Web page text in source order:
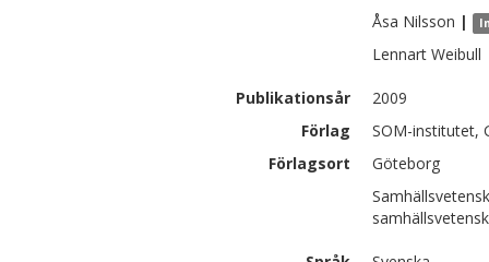
Åsa Nilsson |
Lennart Weibull
Publikationsår
2009
Förlag
SOM-institutet,
Förlagsort
Göteborg